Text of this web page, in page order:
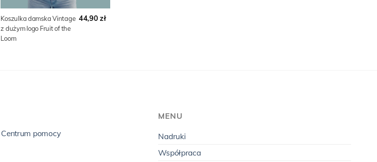
Koszulka damska Vintage
z dużym logo Fruit of the
Loom
44,90 zł
Centrum pomocy
MENU
Nadruki
Współpraca